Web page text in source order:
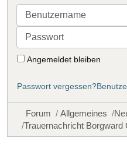
Benutzername
Passwort
Angemeldet bleiben
Passwort vergessen?
Forum Allgemeines
Trauernachricht Borgward